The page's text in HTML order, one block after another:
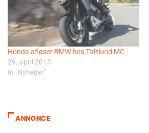
Honda afløser BMW hos Toftlund MC
29. april 2015
In "Nyheder"
ANNONCE